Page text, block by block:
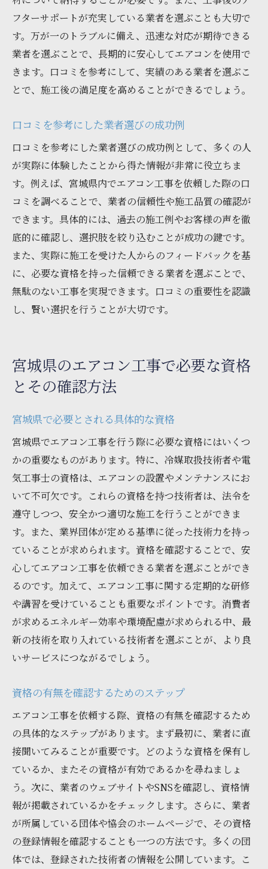
フターサポートが充実している業者を選ぶことも大切で
す。万が一のトラブルに備え、迅速な対応が期待できる
業者を選ぶことで、長期的に安心してエアコンを使用で
きます。口コミを参考にして、実績のある業者を選ぶこ
とで、施工後の満足度を高めることができるでしょう。
口コミを参考にした業者選びの成功例
口コミを参考にした業者選びの成功例として、多くの人
が実際に体験したことから得た情報が非常に役立ちま
す。例えば、宮城県内でエアコン工事を依頼した際の口
コミを調べることで、業者の信頼性や施工品質の確認が
できます。具体的には、過去の施工例やお客様の声を徹
底的に確認し、選択肢を絞り込むことが成功の鍵です。
また、実際に施工を受けた人からのフィードバックを基
に、必要な資格を持った信頼できる業者を選ぶことで、
無駄のない工事を実現できます。口コミの重要性を認識
し、賢い選択を行うことが大切です。
宮城県のエアコン工事で必要な資格
とその確認方法
宮城県で必要とされる具体的な資格
宮城県でエアコン工事を行う際に必要な資格にはいくつ
かの重要なものがあります。特に、冷媒取扱技術者や電
気工事士の資格は、エアコンの設置やメンテナンスにお
いて不可欠です。これらの資格を持つ技術者は、法令を
遵守しつつ、安全かつ適切な施工を行うことができま
す。また、業界団体が定める基準に従った技術力を持っ
ていることが求められます。資格を確認することで、安
心してエアコン工事を依頼できる業者を選ぶことができ
るのです。加えて、エアコン工事に関する定期的な研修
や講習を受けていることも重要なポイントです。消費者
が求めるエネルギー効率や環境配慮が求められる中、最
新の技術を取り入れている技術者を選ぶことが、より良
いサービスにつながるでしょう。
資格の有無を確認するためのステップ
エアコン工事を依頼する際、資格の有無を確認するため
の具体的なステップがあります。まず最初に、業者に直
接聞いてみることが重要です。どのような資格を保有し
ているか、またその資格が有効であるかを尋ねましょ
う。次に、業者のウェブサイトやSNSを確認し、資格情
報が掲載されているかをチェックします。さらに、業者
が所属している団体や協会のホームページで、その資格
の登録情報を確認することも一つの方法です。多くの団
体では、登録された技術者の情報を公開しています。こ